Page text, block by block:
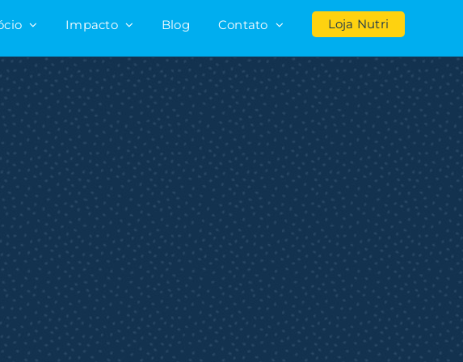
Impacto Blog Contato Loja Nutri